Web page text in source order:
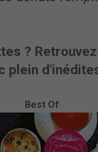
?
plein
Best Of